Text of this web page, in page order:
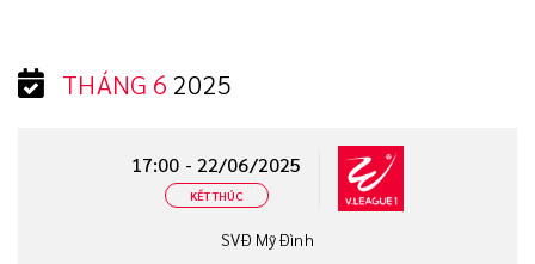
THÁNG 6 2025
17:00 - 22/06/2025
KẾT THÚC
SVĐ Mỹ Đình